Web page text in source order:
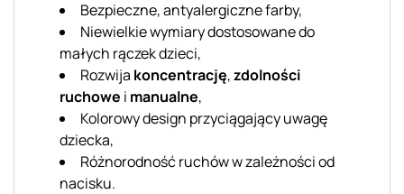
Bezpieczne, antyalergiczne farby,
Niewielkie wymiary dostosowane do
małych rączek dzieci,
Rozwija koncentrację,zdolności
ruchowe i manualne,
Kolorowy design przyciągający uwagę
dziecka,
Różnorodność ruchów w zależności od
nacisku.